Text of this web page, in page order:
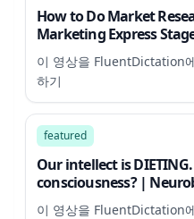
How to Do Market
Marketing Express
이 영상을 FluentDictation
하기
featured
Our intellect is
consciousness? |
Ni...
이 영상을 FluentDictation